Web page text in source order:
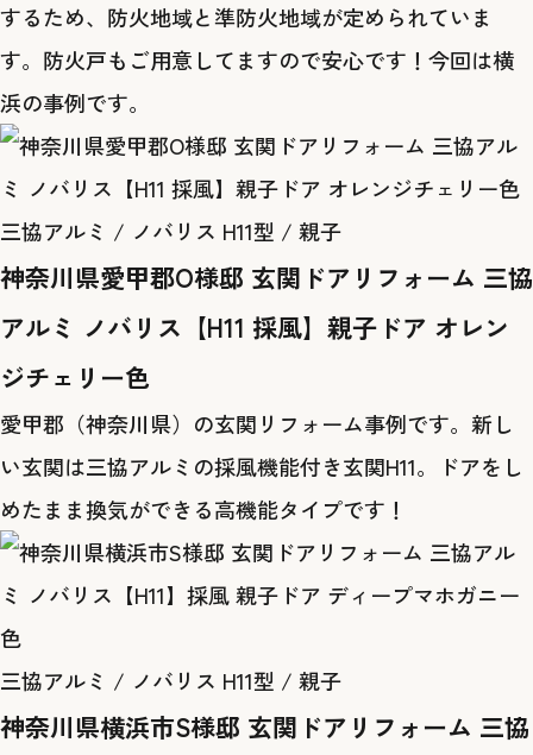
するため、防火地域と準防火地域が定められていま
す。防火戸もご用意してますので安心です！今回は横
浜の事例です。
三協アルミ / ノバリス H11型 / 親子
神奈川県愛甲郡O様邸 玄関ドアリフォーム 三協
アルミ ノバリス【H11 採風】親子ドア オレン
ジチェリー色
愛甲郡（神奈川県）の玄関リフォーム事例です。新し
い玄関は三協アルミの採風機能付き玄関H11。ドアをし
めたまま換気ができる高機能タイプです！
三協アルミ / ノバリス H11型 / 親子
神奈川県横浜市S様邸 玄関ドアリフォーム 三協